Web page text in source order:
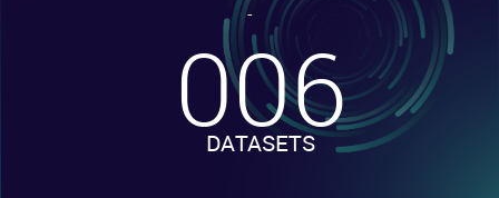
-
006
DATASETS